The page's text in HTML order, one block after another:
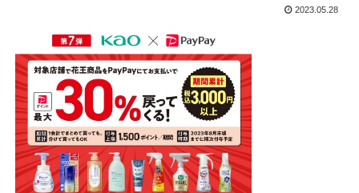
2023.05.28